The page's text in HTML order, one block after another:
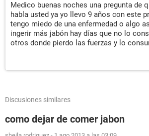
Medico buenas noches una pregunta de
habla usted ya yo llevo 9 años con este
tengo miedo de una enfermedad o algo
ingerir más jabón hay días que no lo
otros donde pierdo las fuerzas y lo
Discusiones similares
como dejar de comer jabon